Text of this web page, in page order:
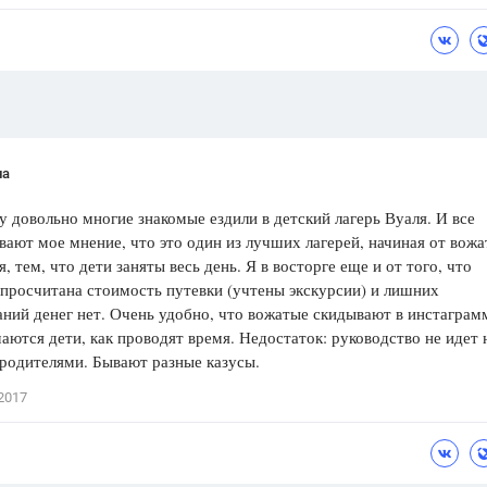
довольно многие знакомые ездили в детский лагерь Вуаля. И все
мое мнение, что это один из лучших лагерей, начиная от
тем, что дети заняты весь день. Я в восторге еще и от того, что
стоимость путевки (учтены экскурсии) и лишних
денег нет. Очень удобно, что вожатые скидывают в
дети, как проводят время. Недостаток: руководство не идет
Бывают разные казусы.